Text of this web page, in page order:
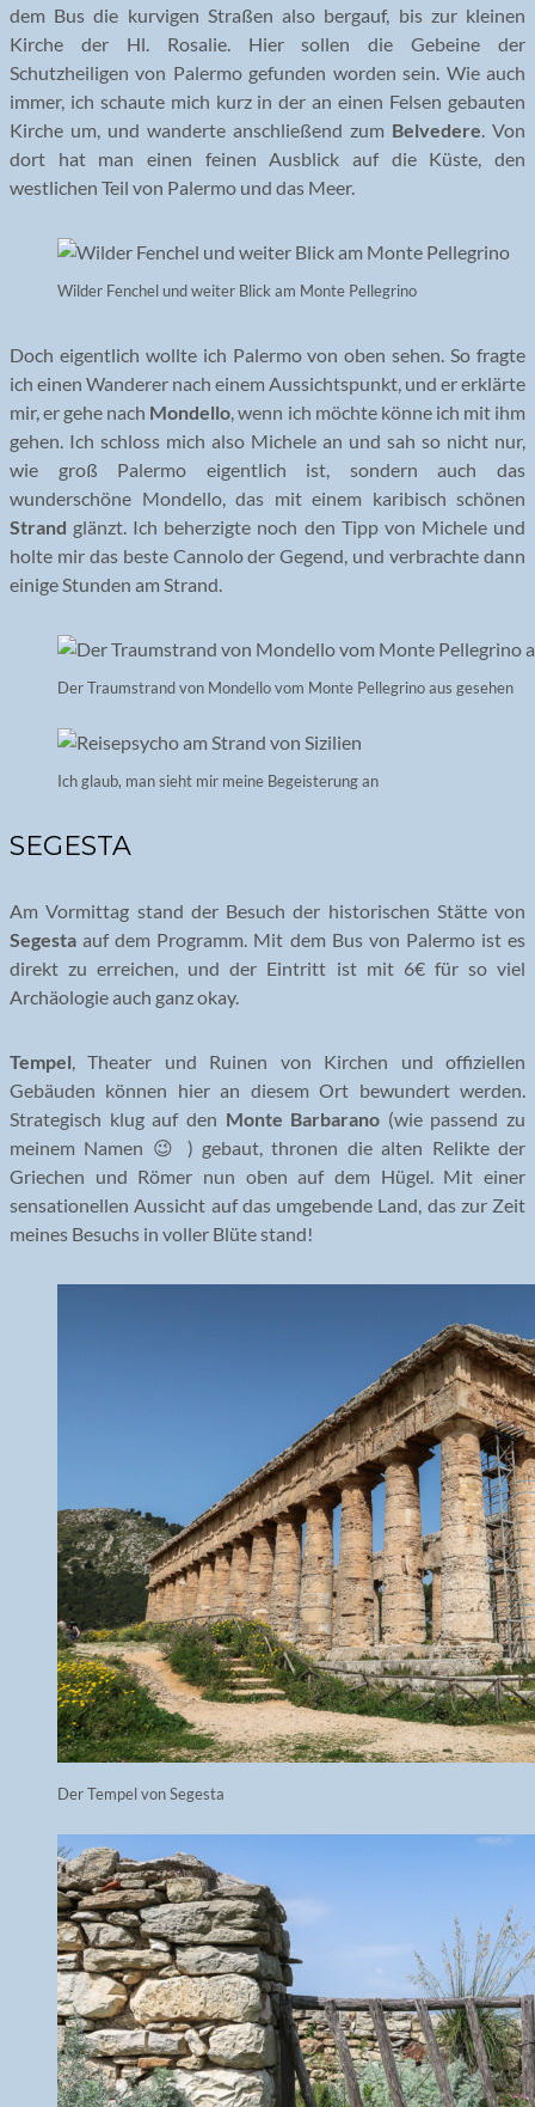
dem Bus die kurvigen Straßen also bergauf, bis zur kleinen
Kirche der Hl. Rosalie. Hier sollen die Gebeine der
Schutzheiligen von Palermo gefunden worden sein. Wie auch
immer, ich schaute mich kurz in der an einen Felsen gebauten
Kirche um, und wanderte anschließend zum Belvedere . Von
dort hat man einen feinen Ausblick auf die Küste, den
westlichen Teil von Palermo und das Meer.
Wilder Fenchel und weiter Blick am Monte Pellegrino
Doch eigentlich wollte ich Palermo von oben sehen. So fragte
ich einen Wanderer nach einem Aussichtspunkt, und er erklärte
mir, er gehe nach Mondello , wenn ich möchte könne ich mit ihm
gehen. Ich schloss mich also Michele an und sah so nicht nur,
wie groß Palermo eigentlich ist, sondern auch das
wunderschöne Mondello, das mit einem karibisch schönen
Strand glänzt. Ich beherzigte noch den Tipp von Michele und
holte mir das beste Cannolo der Gegend, und verbrachte dann
einige Stunden am Strand.
Der Traumstrand von Mondello vom Monte Pellegrino aus gesehen
Ich glaub, man sieht mir meine Begeisterung an
SEGESTA
Am Vormittag stand der Besuch der historischen Stätte von
Segesta auf dem Programm. Mit dem Bus von Palermo ist es
direkt zu erreichen, und der Eintritt ist mit 6€ für so viel
Archäologie auch ganz okay.
Tempel , Theater und Ruinen von Kirchen und offiziellen
Gebäuden können hier an diesem Ort bewundert werden.
Strategisch klug auf den Monte Barbarano (wie passend zu
meinem Namen 😉 ) gebaut, thronen die alten Relikte der
Griechen und Römer nun oben auf dem Hügel. Mit einer
sensationellen Aussicht auf das umgebende Land, das zur Zeit
meines Besuchs in voller Blüte stand!
Der Tempel von Segesta